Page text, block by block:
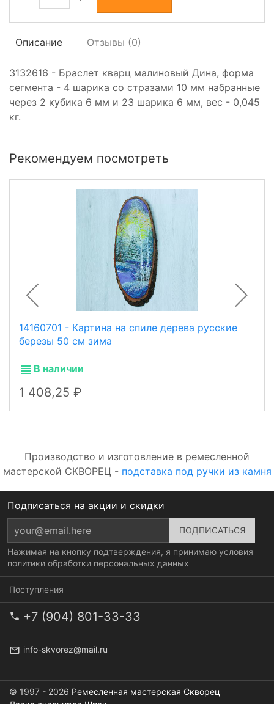
Описание Отзывы (0)
3132616 - Браслет кварц малиновый Дина, форма
сегмента - 4 шарика со стразами 10 мм набранные
через 2 кубика 6 мм и 23 шарика 6 мм, вес - 0,045
кг.
Рекомендуем посмотреть
14160701 - Картина на спиле дерева русские
березы 50 см зима
В наличии
1 408,25
Производство и изготовление в ремесленной
мастерской СКВОРЕЦ - подставка под ручки из камня
Подписаться на акции и скидки
Нажимая на кнопку подтверждения, я принимаю условия
политики обработки персональных данных
Поступления
+7 (904) 801-33-33
info-skvorez@mail.ru
© 1997 - 2026 Ремесленная мастерская Скворец